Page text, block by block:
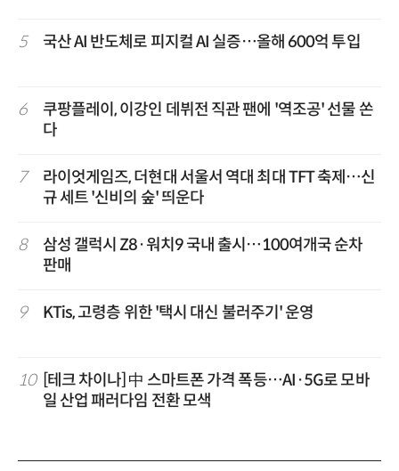
5 국산 AI 반도체로 피지컬 AI 실증…올해 600억 투입
6
쿠팡플레이, 이강인 데뷔전 직관 팬에 '역조공' 선물 쏜
다
7
라이엇게임즈, 더현대 서울서 역대 최대 TFT 축제…신
규 세트 '신비의 숲' 띄운다
8
삼성 갤럭시 Z8·워치9 국내 출시…100여개국 순차
판매
9 KTis, 고령층 위한 '택시 대신 불러주기' 운영
10 [테크 차이나] 中 스마트폰 가격 폭등…AI·5G로 모바
일 산업 패러다임 전환 모색